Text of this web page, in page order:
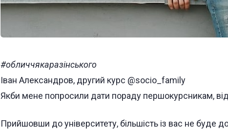
#обличчякаразінського
Іван Александров, другий курс @socio_family
Якби мене попросили дати пораду першокурсникам,
Прийшовши до університету, більшість із вас не буде